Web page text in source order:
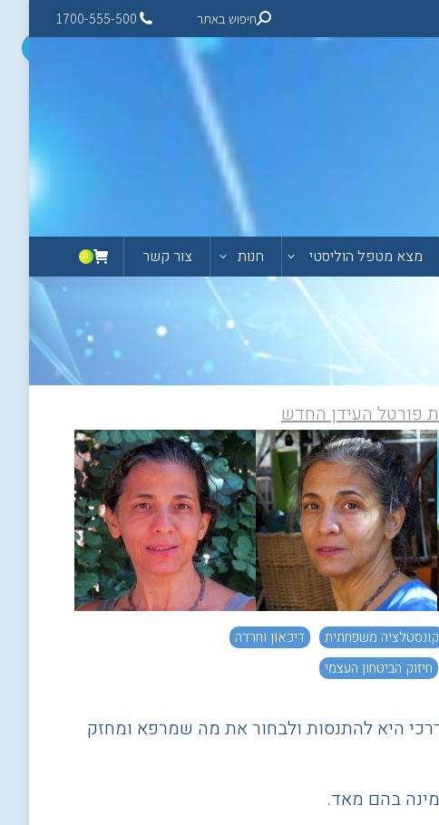
חיפוש באתר 1700-555-500
מצא מטפל הוליסטי חנות צור קשר 0
קונסטלציה משפחתית
דיכאון וחרדה
חיזוק הביטחון העצמי
היא להתנסות ולבחור את מה שמרפא ומחזק
בהם מאד.